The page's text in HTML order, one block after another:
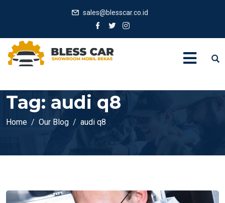
sales@blesscar.co.id
Tag: audi q8
Home Our Blog audi q8